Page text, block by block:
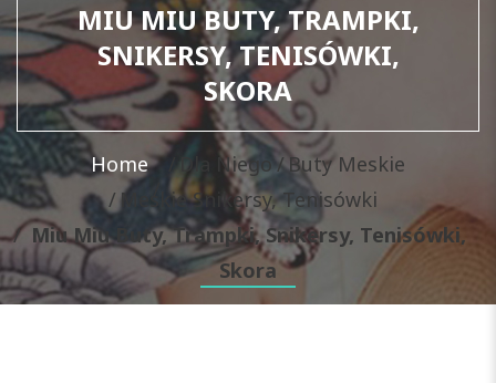
MIU MIU BUTY, TRAMPKI,
SNIKERSY, TENISÓWKI,
SKORA
Home Dla Niego Buty Meskie
Meskie Snikersy, Tenisówki
Miu Miu Buty, Trampki, Snikersy, Tenisówki,
Skora